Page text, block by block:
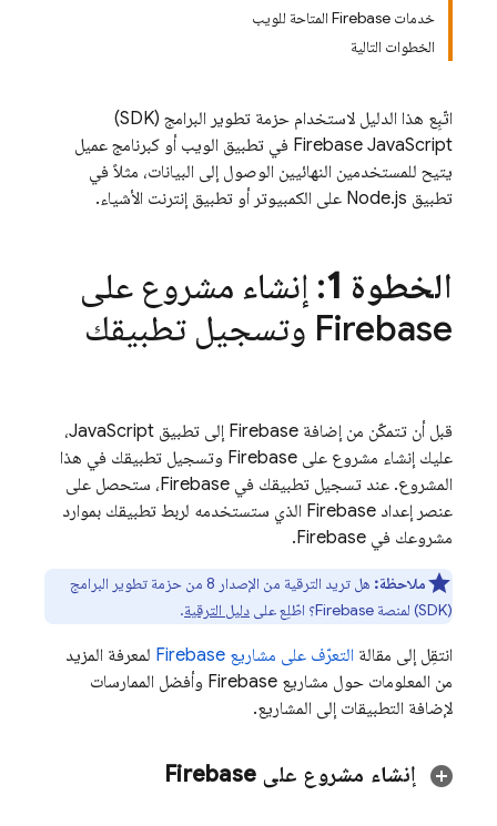
خدمات Firebase المتاحة للويب
الخطوات التالية
اتّبِع هذا الدليل لاستخدام حزمة تطوير البرامج (SDK)
Firebase JavaScript
في تطبيق الويب أو كبرنامج عميل
يتيح للمستخدمين النهائيين الوصول إلى البيانات، مثلاً في
تطبيق Node.js على الكمبيوتر أو تطبيق إنترنت الأشياء.
الخطوة 1
: إنشاء مشروع على
Firebase وتسجيل تطبيقك
قبل أن تتمكّن من إضافة Firebase إلى تطبيق JavaScript،
عليك إنشاء مشروع على Firebase وتسجيل تطبيقك في هذا
المشروع. عند تسجيل تطبيقك في Firebase، ستحصل على
عنصر إعداد Firebase الذي ستستخدمه لربط تطبيقك بموارد
مشروعك في Firebase.
ملاحظة:
هل تريد الترقية من الإصدار 8 من حزمة تطوير البرامج
(SDK) لمنصة Firebase؟ اطّلِع على
دليل الترقية.
انتقِل إلى مقالة التعرّف على مشاريع Firebase
لمعرفة المزيد
من المعلومات حول مشاريع Firebase وأفضل الممارسات
لإضافة التطبيقات إلى المشاريع.
إنشاء مشروع على Firebase